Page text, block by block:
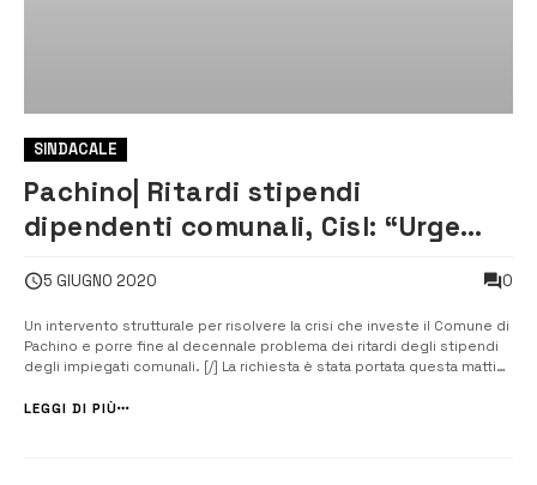
SINDACALE
Pachino| Ritardi stipendi
dipendenti comunali, Cisl: “Urge
5 GIUGNO 2020 0
Un intervento strutturale per risolvere la crisi che investe il Comune di
Pachino e porre fine al decennale problema dei ritardi degli stipendi
degli impiegati comunali. [/] La richiesta è stata portata questa mattina
segretario generale della UST Cisl Ragusa Siracusa, Vera Carasi,...
LEGGI DI PIÙ